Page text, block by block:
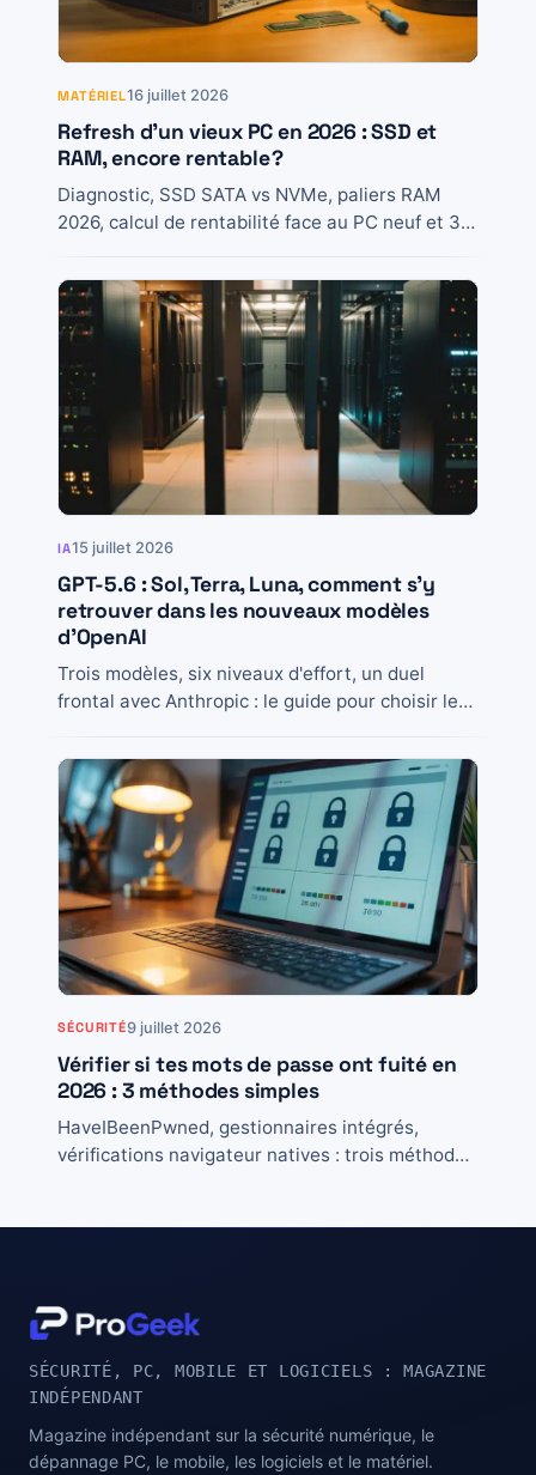
MATÉRIEL16 juillet 2026
Refresh d’un vieux PC en 2026 : SSD et
RAM, encore rentable ?
Diagnostic, SSD SATA vs NVMe, paliers RAM
2026, calcul de rentabilité face au PC neuf et 3
IA15 juillet 2026
GPT-5.6 : Sol, Terra, Luna, comment s’y
retrouver dans les nouveaux modèles
d’OpenAI
Trois modèles, six niveaux d'effort, un duel
frontal avec Anthropic : le guide pour choisir le
SÉCURITÉ9 juillet 2026
Vérifier si tes mots de passe ont fuité en
2026 : 3 méthodes simples
HaveIBeenPwned, gestionnaires intégrés,
vérifications navigateur natives : trois méthodes
SÉCURITÉ, PC, MOBILE ET LOGICIELS : MAGAZINE
INDÉPENDANT
Magazine indépendant sur la sécurité numérique, le
dépannage PC, le mobile, les logiciels et le matériel.